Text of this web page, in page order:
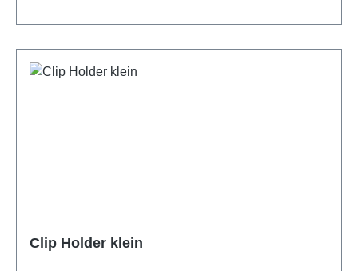
Clip Holder klein